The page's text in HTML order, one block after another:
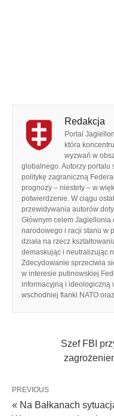
Redakcja
Portal
która
wyzwań w
globalnego. Autorzy portalu
politykę zagraniczną
prognozy – niestety – w
potwierdzenie. W ciągu
przewidywania autorów
Głównym celem
narodowego i racji stanu w
działa na rzecz
demaskując i neutralizując
Zdecydowanie sprzeciwia
w interesie putinowskiej
informacyjną i ideologiczną
wschodniej flanki NATO
Szef FBI
PREVIOUS
« Na Bałkanach